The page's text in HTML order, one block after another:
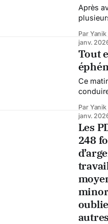
Après
presse,
le
truffé de
frôlent
les
et
n’
Par
janv.
Tout
Ce
arrivé. Un accident
banal
dans
chat est
famille
n’était
animal
Par
janv.
Les
248
autres